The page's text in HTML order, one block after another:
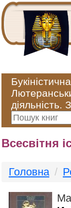
діяльність.
Всесвітня
Головна